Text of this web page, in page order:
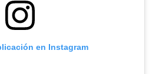
en Instagram